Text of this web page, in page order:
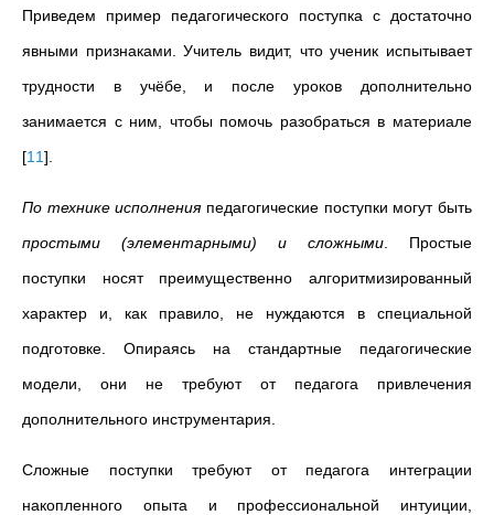
Приведем пример педагогического поступка с достаточно
явными признаками.
Учитель видит, что ученик испытывает
трудности в учёбе, и после уроков дополнительно
занимается с ним, чтобы помочь разобраться в материале
[11]
По технике исполненияпедагогические поступки могут быть
простыми (элементарными) и сложными . Простые
поступки носят преимущественно алгоритмизированный
характер и, как правило, не нуждаются в специальной
подготовке. Опираясь на стандартные педагогические
модели, они не требуют от педагога привлечения
дополнительного инструментария.
Сложные поступки требуют от педагога интеграции
накопленного опыта и профессиональной интуиции,